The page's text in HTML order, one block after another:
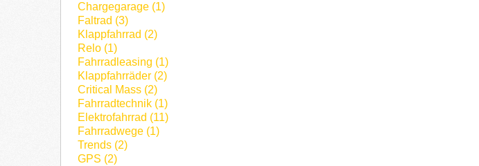
Chargegarage (1)
Faltrad (3)
Klappfahrrad (2)
Relo (1)
Fahrradleasing (1)
Klappfahrräder (2)
Critical Mass (2)
Fahrradtechnik (1)
Elektrofahrrad (11)
Fahrradwege (1)
Trends (2)
GPS (2)